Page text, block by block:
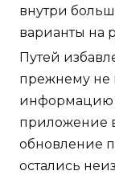
внутри
варианты на
Путей
прежнему не
информацию
приложение в
обновление
остались